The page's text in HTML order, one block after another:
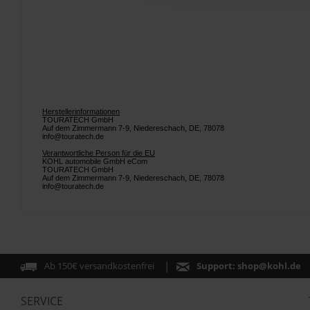
Herstellerinformationen
TOURATECH GmbH
Auf dem Zimmermann 7-9, Niedereschach, DE, 78078
info@touratech.de
Verantwortliche Person für die EU
KOHL automobile GmbH eCom
TOURATECH GmbH
Auf dem Zimmermann 7-9, Niedereschach, DE, 78078
info@touratech.de
Ab 150€ versandkostenfrei Support: shop@kohl.de
SERVICE